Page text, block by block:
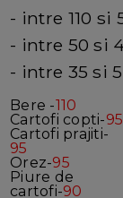
- intre 110 si
- intre 50 si
- intre 35 si 5
Bere -110
Cartofi copti-95
Cartofi prajiti-
95
Orez-95
Piure de
cartofi-90